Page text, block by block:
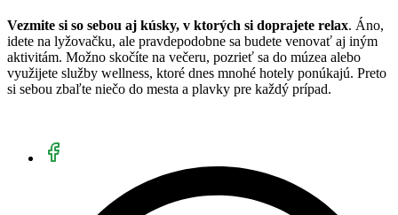
Vezmite si so sebou aj kúsky, v ktorých si doprajete relax. Áno,
idete na lyžovačku, ale pravdepodobne sa budete venovať aj iným
aktivitám. Možno skočíte na večeru, pozrieť sa do múzea alebo
využijete služby wellness, ktoré dnes mnohé hotely ponúkajú. Preto
si sebou zbaľte niečo do mesta a plavky pre každý prípad.